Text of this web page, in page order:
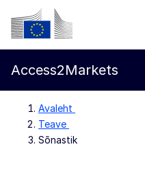
Põhisisu juurde
Euroopa Komisjon
Access2Markets
Avaleht
Teave
Sõnastik